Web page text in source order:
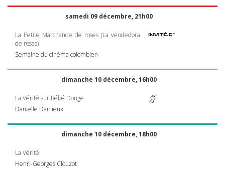
samedi 09 décembre, 21h00
La Petite Marchande de roses (La vendedora
de rosas)
Semaine du cinéma colombien
dimanche 10 décembre, 16h00
La Vérité sur Bébé Donge
Danielle Darrieux
dimanche 10 décembre, 18h00
La Vérité
Henri-Georges Clouzot